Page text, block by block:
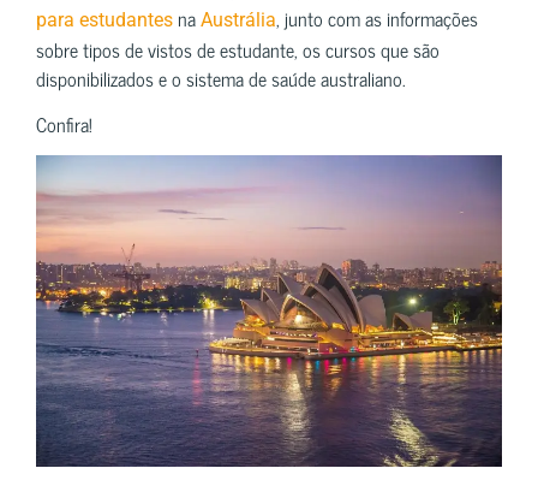
para estudantes na Austrália, junto com as informações
sobre tipos de vistos de estudante, os cursos que são
disponibilizados e o sistema de saúde australiano.
Confira!